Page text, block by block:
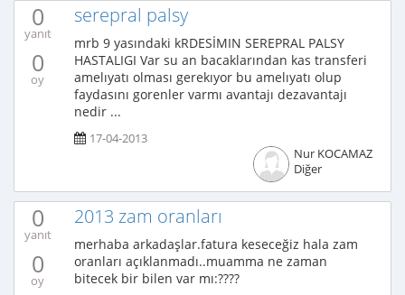
0
yanıt
0
oy
serepral palsy
mrb 9 yasındaki kRDESİMIN SEREPRAL PALSY
HASTALIGI Var su an bacaklarından kas transferi
amelıyatı olması gerekıyor bu amelıyatı olup
faydasını gorenler varmı avantajı dezavantajı
nedir ...
17-04-2013
Nur KOCAMAZ
Diğer
0
yanıt
0
oy
2013 zam oranları
merhaba arkadaşlar.fatura keseceğiz hala zam
oranları açıklanmadı..muamma ne zaman
bitecek bir bilen var mı:????